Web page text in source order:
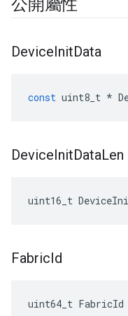
公開屬性
DeviceInitData
const uint8_t *
DeviceInitDataLen
uint16_t
FabricId
uint64_t FabricId